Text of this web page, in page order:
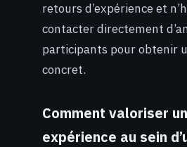
retours d’expérience et
contacter directement
participants pour obtenir
concret.
Comment valoriser
expérience au sein